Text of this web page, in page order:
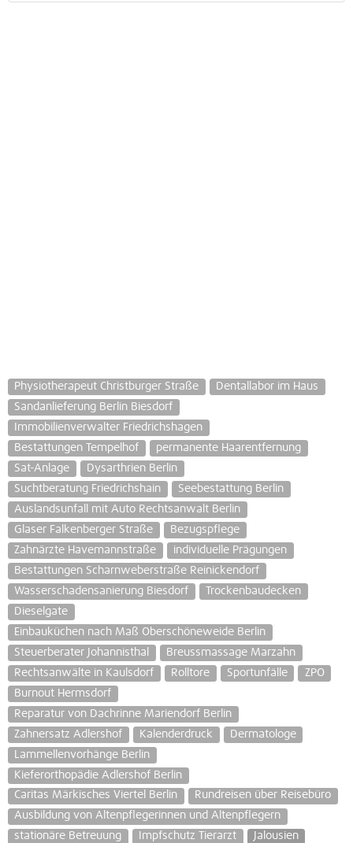
Physiotherapeut Christburger Straße
Dentallabor im Haus
Sandanlieferung Berlin Biesdorf
Immobilienverwalter Friedrichshagen
Bestattungen Tempelhof
permanente Haarentfernung
Sat-Anlage
Dysarthrien Berlin
Suchtberatung Friedrichshain
Seebestattung Berlin
Auslandsunfall mit Auto Rechtsanwalt Berlin
Glaser Falkenberger Straße
Bezugspflege
Zahnärzte Havemannstraße
individuelle Prägungen
Bestattungen Scharnweberstraße Reinickendorf
Wasserschadensanierung Biesdorf
Trockenbaudecken
Dieselgate
Einbauküchen nach Maß Oberschöneweide Berlin
Steuerberater Johannisthal
Breussmassage Marzahn
Rechtsanwälte in Kaulsdorf
Rolltore Sportunfälle
ZPO
Burnout Hermsdorf
Reparatur von Dachrinne Mariendorf Berlin
Zahnersatz Adlershof
Kalenderdruck
Dermatologe
Lammellenvorhänge Berlin
Kieferorthopädie Adlershof Berlin
Caritas Märkisches Viertel Berlin
Rundreisen über Reisebüro
Ausbildung von Altenpflegerinnen und Altenpflegern
stationäre Betreuung
Impfschutz Tierarzt
Jalousien